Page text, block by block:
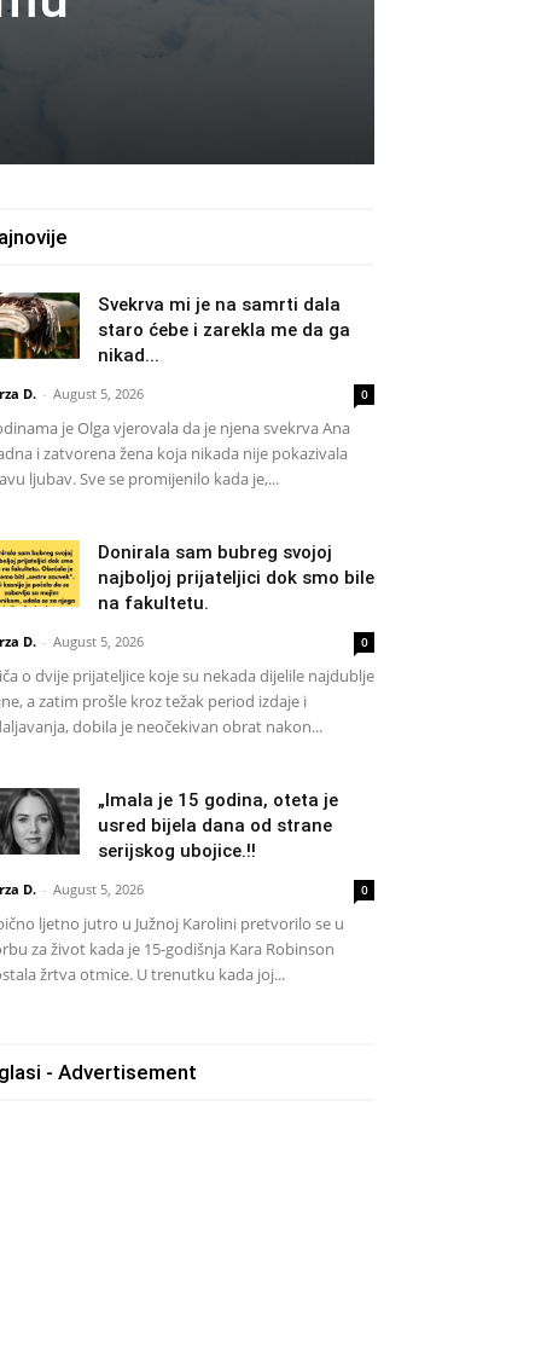
Svekrva mi je na samrti dala
staro ćebe i zarekla me da ga
nikad...
D. - August 5, 2026 0
je Olga vjerovala da je njena svekrva Ana
i zatvorena žena koja nikada nije pokazivala
ljubav. Sve se promijenilo kada je,...
Donirala sam bubreg svojoj
najboljoj prijateljici dok smo bile
na fakultetu.
D. - August 5, 2026 0
o dvije prijateljice koje su nekada dijelile najdublje
a zatim prošle kroz težak period izdaje i
dobila je neočekivan obrat nakon...
„Imala je 15 godina, oteta je
usred bijela dana od strane
serijskog ubojice.!!
D. - August 5, 2026 0
ljetno jutro u Južnoj Karolini pretvorilo se u
za život kada je 15-godišnja Kara Robinson
žrtva otmice. U trenutku kada joj...
- Advertisement